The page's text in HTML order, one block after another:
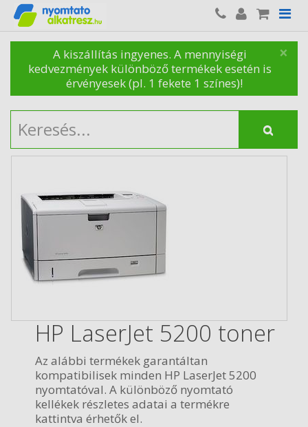
×
A kiszállítás ingyenes. A mennyiségi
kedvezmények különböző termékek esetén is
érvényesek (pl. 1 fekete 1 színes)!
HP LaserJet 5200 toner
Az alábbi termékek garantáltan
kompatibilisek minden HP LaserJet 5200
nyomtatóval. A különböző nyomtató
kellékek részletes adatai a termékre
kattintva érhetők el.